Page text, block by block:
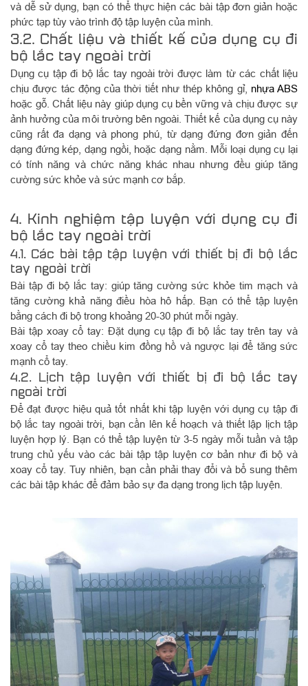
và dễ sử dụng, bạn có thể thực hiện các bài tập đơn giản hoặc
phức tạp tùy vào trình độ tập luyện của mình.
3.2. Chất liệu và thiết kế của dụng cụ đi
bộ lắc tay ngoài trời
Dụng cụ tập đi bộ lắc tay ngoài trời được làm từ các chất liệu
chịu được tác động của thời tiết như thép không gỉ, nhựa ABS
hoặc gỗ. Chất liệu này giúp dụng cụ bền vững và chịu được sự
ảnh hưởng của môi trường bên ngoài. Thiết kế của dụng cụ này
cũng rất đa dạng và phong phú, từ dạng đứng đơn giản đến
dạng đứng kép, dạng ngồi, hoặc dạng nằm. Mỗi loại dụng cụ lại
có tính năng và chức năng khác nhau nhưng đều giúp tăng
cường sức khỏe và sức mạnh cơ bắp.
4. Kinh nghiệm tập luyện với dụng cụ đi
bộ lắc tay ngoài trời
4.1. Các bài tập tập luyện với thiết bị đi bộ lắc
tay ngoài trời
Bài tập đi bộ lắc tay: giúp tăng cường sức khỏe tim mạch và
tăng cường khả năng điều hòa hô hấp. Bạn có thể tập luyện
bằng cách đi bộ trong khoảng 20-30 phút mỗi ngày.
Bài tập xoay cổ tay: Đặt dụng cụ tập đi bộ lắc tay trên tay và
xoay cổ tay theo chiều kim đồng hồ và ngược lại để tăng sức
mạnh cổ tay.
4.2. Lịch tập luyện với thiết bị đi bộ lắc tay
ngoài trời
Để đạt được hiệu quả tốt nhất khi tập luyện với dụng cụ tập đi
bộ lắc tay ngoài trời, bạn cần lên kế hoạch và thiết lập lịch tập
luyện hợp lý. Bạn có thể tập luyện từ 3-5 ngày mỗi tuần và tập
trung chủ yếu vào các bài tập tập luyện cơ bản như đi bộ và
xoay cổ tay. Tuy nhiên, bạn cần phải thay đổi và bổ sung thêm
các bài tập khác để đảm bảo sự đa dạng trong lịch tập luyện.